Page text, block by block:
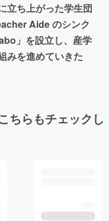
立ち上がった学生団
Aide のシンク
」を設立し、産学
みを進めていきた
ちらもチェックし